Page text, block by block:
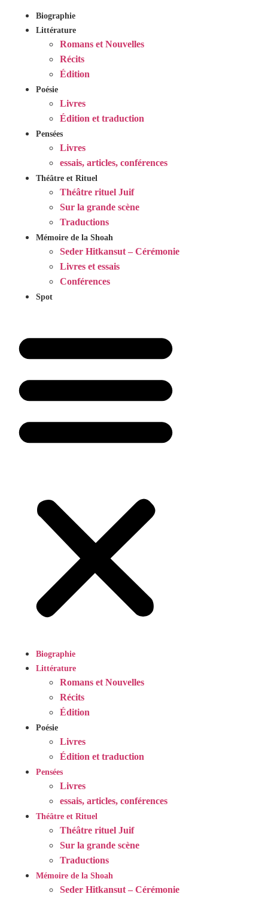
Biographie
Littérature
Romans et Nouvelles
Récits
Édition
Poésie
Livres
Édition et traduction
Pensées
Livres
essais, articles, conférences
Théâtre et Rituel
Théâtre rituel Juif
Sur la grande scène
Traductions
Mémoire de la Shoah
Seder Hitkansut – Cérémonie
Livres et essais
Conférences
Spot
Biographie
Littérature
Romans et Nouvelles
Récits
Édition
Poésie
Livres
Édition et traduction
Pensées
Livres
essais, articles, conférences
Théâtre et Rituel
Théâtre rituel Juif
Sur la grande scène
Traductions
Mémoire de la Shoah
Seder Hitkansut – Cérémonie